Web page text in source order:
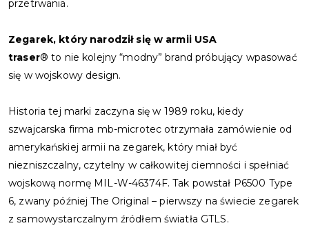
przetrwania.
Zegarek, który narodził się w armii USA
traser® to nie kolejny “modny” brand próbujący wpasować
się w wojskowy design.
Historia tej marki zaczyna się w 1989 roku, kiedy
szwajcarska firma mb-microtec otrzymała zamówienie od
amerykańskiej armii na zegarek, który miał być
niezniszczalny, czytelny w całkowitej ciemności i spełniać
wojskową normę MIL-W-46374F. Tak powstał P6500 Type
6, zwany później The Original – pierwszy na świecie zegarek
z samowystarczalnym źródłem światła GTLS.